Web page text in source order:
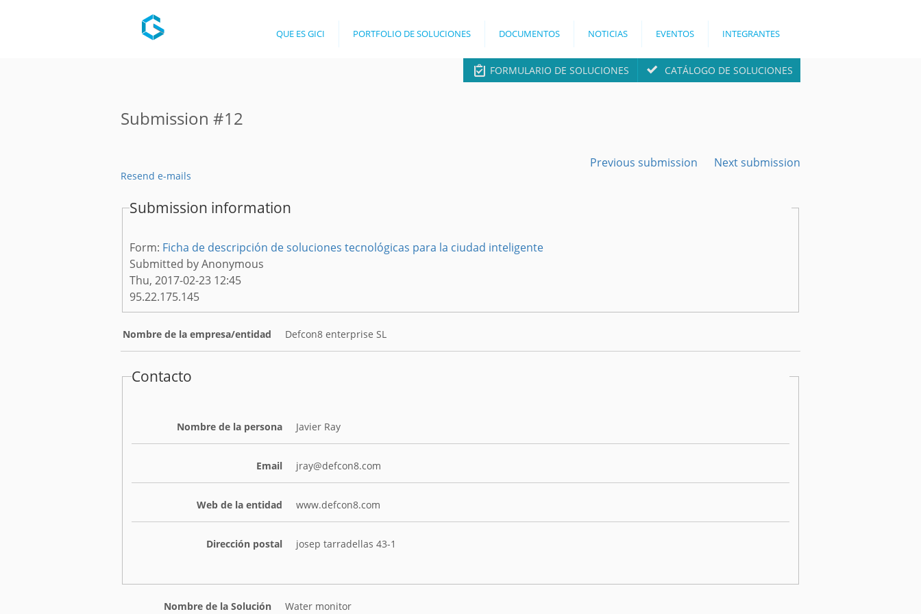
FORMULARIO DE SOLUCIONES CATÁLOGO DE SOLUCIONES
Submission #12
Resend e-mails
Previous submission Next submission
Submission information
Form: Ficha de descripción de soluciones tecnológicas para la ciudad inteligente
Submitted byAnonymous
Thu, 2017-02-23 12:45
95.22.175.145
Nombre de la empresa/entidad Defcon8 enterprise SL
Contacto
Nombre de la persona Javier Ray
Email jray@defcon8.com
Web de la entidad www.defcon8.com
Dirección postal josep tarradellas 43-1
Nombre de la Solución Water monitor
QUE ES GICI PORTFOLIO DE SOLUCIONES DOCUMENTOS NOTICIAS EVENTOS INTEGRANTES